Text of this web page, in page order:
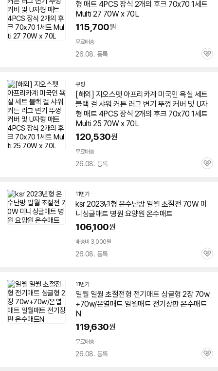
형 매트 4PCS 장식 2개의 후크 70x70 1세트
Multi 27 70Wx 70L
115,700원
무료배송
26.08. 등록
관
쿠팡
[해외] 지오스펫 아프리카계 미국인 욕실 세트
블랙 걸 샤워 커튼 러그 변기 뚜껑 커버 및 U자
형 매트 4PCS 장식 2개의 후크 70x70 1세트
Multi 25 70Wx 70L
120,530원
무료배송
26.08. 등록
관
11번가
ksr 2023년형 온수난방 일월 초절전 70W미
니싱글매트 병원 요양원 온수매트
106,100원
배송비 3,000원
26.08. 등록
관
11번가
일월 일월 초절전형 전기매트 싱글형 2장 70w
+70w/온열매트 일월매트 전기장판 온수매트
N
119,630원
무료배송
26.08. 등록
관